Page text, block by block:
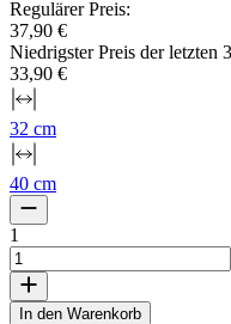
Regulärer Preis:
37,90 €
Niedrigster Preis der letzten
33,90 €
32 cm
40 cm
1
In den Warenkorb